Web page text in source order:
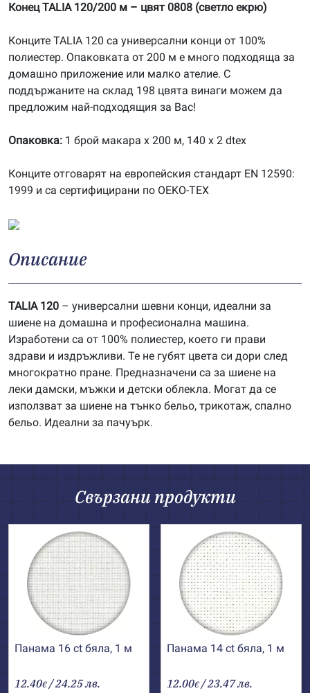
-
0808
Конец TALIA 120/200 м – цвят 0808 (светло екрю)
Конците TALIA 120 са универсални конци от 100%
полиестер. Опаковката от 200 м е много подходяща за
домашно приложение или малко ателие. С
поддържаните на склад 198 цвята винаги можем да
предложим най-подходящия за Вас!
Опаковка: 1 брой макара х 200 м, 140 x 2 dtex
Конците отговарят на европейския стандарт EN 12590:
1999 и са сертифицирани по OEKO-TEX
Описание
TALIA 120 – универсални шевни конци, идеални за
шиене на домашна и професионална машина.
Изработени са от 100% полиестер, което ги прави
здрави и издръжливи. Те не губят цвета си дори след
многократно пране. Предназначени са за шиене на
леки дамски, мъжки и детски облекла. Могат да се
използват за шиене на тънко бельо, трикотаж, спално
бельо. Идеални за пачуърк.
Свързани продукти
Панама 16 ct бяла, 1 м
12.40€ / 24.25 лв.
Панама 14 ct бяла, 1 м
12.00€ / 23.47 лв.